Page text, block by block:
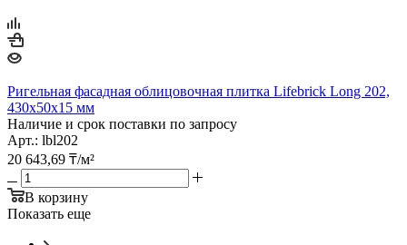
Ригельная фасадная облицовочная плитка Lifebrick Long 202,
430х50х15 мм
Наличие и срок поставки по запросу
Арт.: lbl202
20 643,69 ₸/м²
В корзину
Показать еще